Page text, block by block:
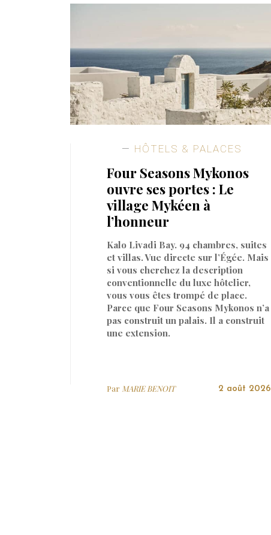
HÔTELS & PALACES
Four Seasons Mykonos
ouvre ses portes : Le
village Mykéen à
l’honneur
Kalo Livadi Bay. 94 chambres, suites
et villas. Vue directe sur l’Égée. Mais
si vous cherchez la description
conventionnelle du luxe hôtelier,
vous vous êtes trompé de place.
Parce que Four Seasons Mykonos n’a
pas construit un palais. Il a construit
une extension.
Par MARIE BENOIT 2 août 2026